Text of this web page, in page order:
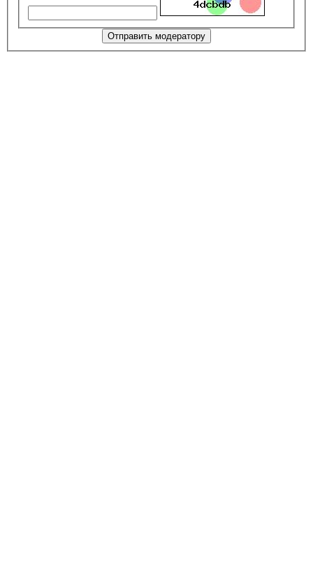
Отправить модератору